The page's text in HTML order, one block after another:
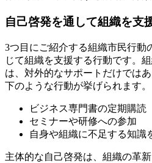
自己啓発を通して組織を支
3つ目にご紹介する組織市民行動
じて組織を支援する行動です。
は、対外的なサポートだけでは
下のような行動が挙げられます。
ビジネス専門書の定期購読
セミナーや研修への参加
自身や組織に不足する知識
主体的な自己啓発は、組織の革